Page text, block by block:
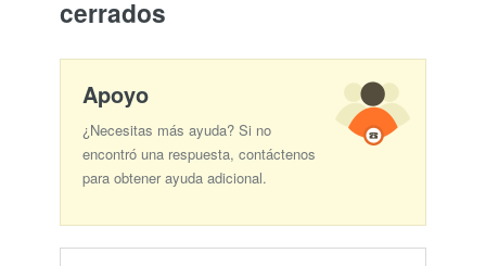
cerrados
Apoyo
¿Necesitas más ayuda? Si no
encontró una respuesta, contáctenos
para obtener ayuda adicional.